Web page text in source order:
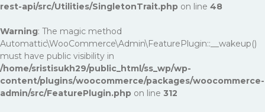
rest-api/src/Utilities/SingletonTrait.php on line 48
Warning: The magic method
Automattic\WooCommerce\Admin\FeaturePlugin::__wakeup()
must have public visibility in
/home/sristisukh29/public_html/ss_wp/wp-
content/plugins/woocommerce/packages/woocommerce-
admin/src/FeaturePlugin.php on line 312